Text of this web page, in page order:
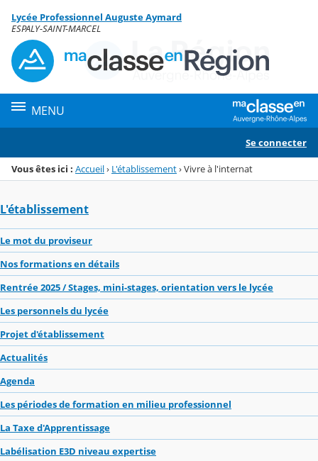
Menu de la rubrique
Contenu
Lycée Professionnel Auguste Aymard
ESPALY-SAINT-MARCEL
MENU
Se connecter
Vous êtes ici : Accueil› L'établissement›Vivre à l'internat
L'établissement
Le mot du proviseur
Nos formations en détails
Rentrée 2025 / Stages, mini-stages, orientation vers le lycée
Les personnels du lycée
Projet d'établissement
Actualités
Agenda
Les périodes de formation en milieu professionnel
La Taxe d'Apprentissage
Labélisation E3D niveau expertise